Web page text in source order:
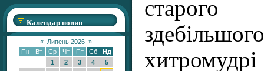
Календар новин
« Липень 2026 »
Пн
Вт Ср Чт Пт Сб
Нд
1
2 3 4
5
старого